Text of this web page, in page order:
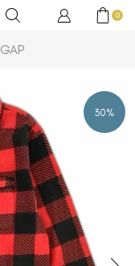
0
GAP
30%